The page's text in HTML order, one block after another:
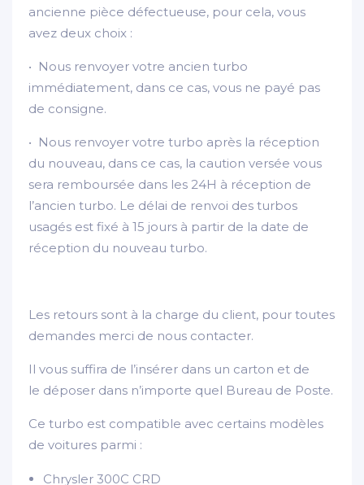
ancienne pièce défectueuse, pour cela, vous
avez deux choix :
• Nous renvoyer votre ancien turbo
immédiatement, dans ce cas, vous ne payé pas
de consigne.
• Nous renvoyer votre turbo après la réception
du nouveau, dans ce cas, la caution versée vous
sera remboursée dans les 24H à réception de
l’ancien turbo. Le délai de renvoi des turbos
usagés est fixé à 15 jours à partir de la date de
réception du nouveau turbo.
Les retours sont à la charge du client, pour toutes
demandes merci de nous contacter.
Il vous suffira de l’insérer dans un carton et de
le déposer dans n’importe quel Bureau de Poste.
Ce turbo est compatible avec certains modèles
de voitures parmi :
Chrysler 300C CRD